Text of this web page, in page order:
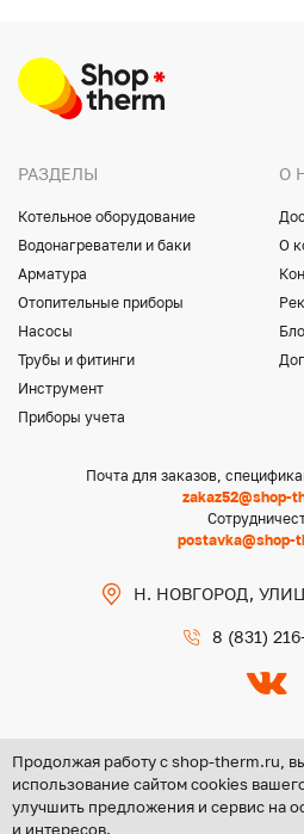
РАЗДЕЛЫ
Котельное оборудование
Водонагреватели и баки
Арматура
Отопительные приборы
Насосы
Трубы и фитинги
Инструмент
Приборы учета
О
О
Почта для заказов,
zakaz52@shop-
postavka@shop-
Н. НОВГОРОД,
8 (831)
Copyright @ 2026 ООО
Продолжая работу с shop-therm.ru,
использование сайтом cookies
улучшить предложения и сервис на
и интересов.